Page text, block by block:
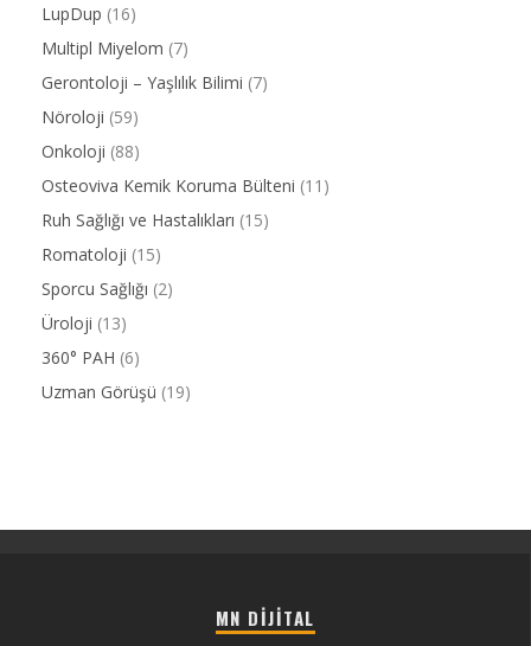
LupDup (16)
Multipl Miyelom (7)
Gerontoloji – Yaşlılık Bilimi (7)
Nöroloji (59)
Onkoloji (88)
Osteoviva Kemik Koruma Bülteni (11)
Ruh Sağlığı ve Hastalıkları (15)
Romatoloji (15)
Sporcu Sağlığı (2)
Üroloji (13)
360° PAH (6)
Uzman Görüşü (19)
MN DIJITAL